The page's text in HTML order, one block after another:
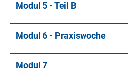
Modul 5 - Teil B
Modul 6 - Praxiswoche
Modul 7